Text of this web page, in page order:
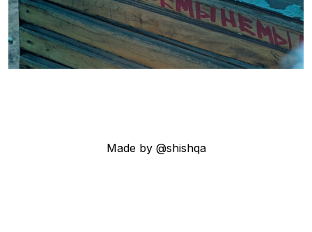
Made by @shishqa